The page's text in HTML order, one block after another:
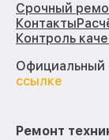
Срочный
Контакты
Контроль
Официальный
ссылке
Ремонт